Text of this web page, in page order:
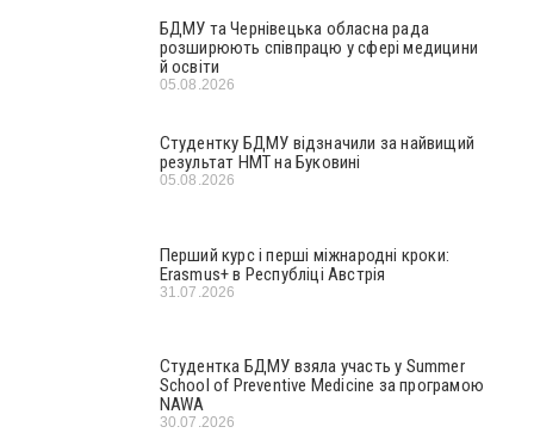
БДМУ та Чернівецька обласна рада
розширюють співпрацю у сфері медицини
й освіти
05.08.2026
Студентку БДМУ відзначили за найвищий
результат НМТ на Буковині
05.08.2026
Перший курс і перші міжнародні кроки:
Erasmus+ в Республіці Австрія
31.07.2026
Студентка БДМУ взяла участь у Summer
School of Preventive Medicine за програмою
NAWA
30.07.2026